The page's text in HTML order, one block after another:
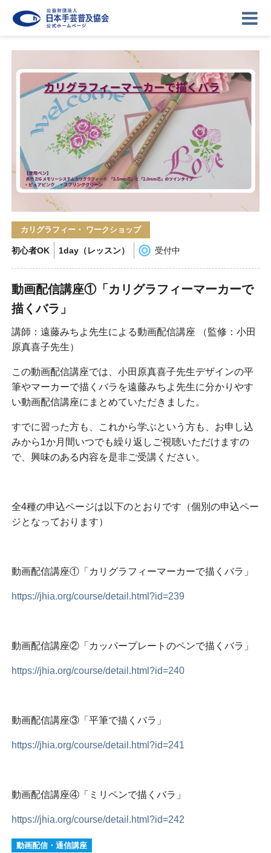
ニュース 記事 講座
イベント ギャラリー お問い合わせ
協会について ログイン
カリグラフィー・ ワークショップ
初心者OK 1day（レッスン） 受付中
動画配信講座①「カリグラフィーマーカーで
描くバラ」
講師：遠藤みちよ先生による動画配信講座 （監修：小田
原真喜子先生）
この動画配信講座では、小田原真喜子先生デザインの平
筆やマーカーで描くバラを遠藤みちよ先生に分かりやす
い動画配信講座にまとめていただきました。
すでに習った方も、これから学ぶという方も、お申し込
みから1か月間いつでも繰り返しご視聴いただけますの
で、興味のある内容を是非ご受講ください。
全4種の申込ページは以下のとおりです（個別の申込ペー
ジとなっております）
動画配信講座①「カリグラフィーマーカーで描くバラ」
https://jhia.org/course/detail.html?id=239
動画配信講座②「カッパープレートのペンで描くバラ」
https://jhia.org/course/detail.html?id=240
動画配信講座③「平筆で描くバラ」
https://jhia.org/course/detail.html?id=241
動画配信講座④「ミリペンで描くバラ」
https://jhia.org/course/detail.html?id=242
動画配信・通信講座